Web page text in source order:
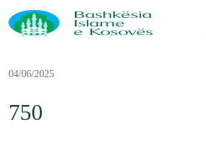
04/06/2025
750